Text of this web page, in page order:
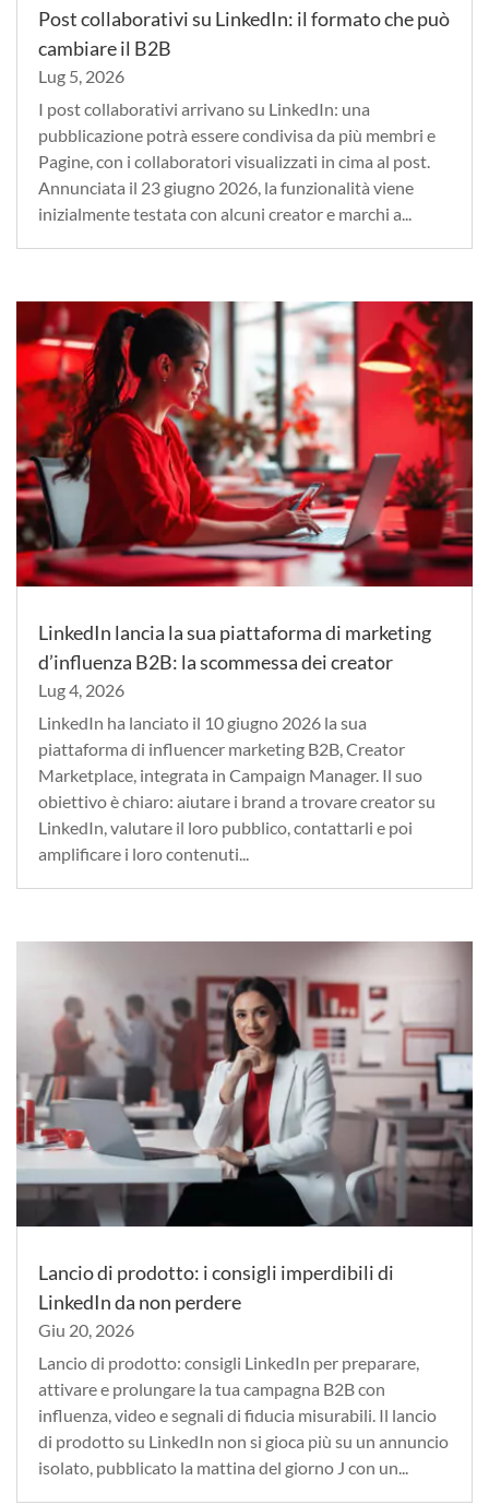
Post collaborativi su LinkedIn: il formato che può
cambiare il B2B
Lug 5, 2026
I post collaborativi arrivano su LinkedIn: una
pubblicazione potrà essere condivisa da più membri e
Pagine, con i collaboratori visualizzati in cima al post.
Annunciata il 23 giugno 2026, la funzionalità viene
inizialmente testata con alcuni creator e marchi a...
LinkedIn lancia la sua piattaforma di marketing
d’influenza B2B: la scommessa dei creator
Lug 4, 2026
LinkedIn ha lanciato il 10 giugno 2026 la sua
piattaforma di influencer marketing B2B, Creator
Marketplace, integrata in Campaign Manager. Il suo
obiettivo è chiaro: aiutare i brand a trovare creator su
LinkedIn, valutare il loro pubblico, contattarli e poi
amplificare i loro contenuti...
Lancio di prodotto: i consigli imperdibili di
LinkedIn da non perdere
Giu 20, 2026
Lancio di prodotto: consigli LinkedIn per preparare,
attivare e prolungare la tua campagna B2B con
influenza, video e segnali di fiducia misurabili. Il lancio
di prodotto su LinkedIn non si gioca più su un annuncio
isolato, pubblicato la mattina del giorno J con un...